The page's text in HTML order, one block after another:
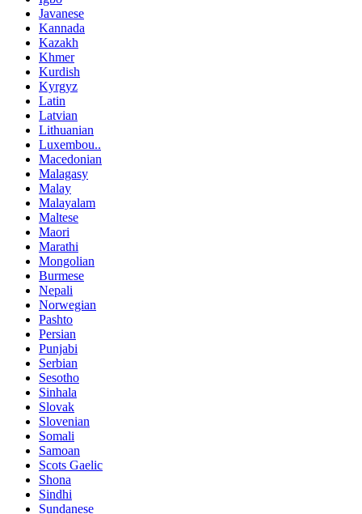
Javanese
Kannada
Kazakh
Khmer
Kurdish
Kyrgyz
Latin
Latvian
Lithuanian
Luxembou..
Macedonian
Malagasy
Malay
Malayalam
Maltese
Maori
Marathi
Mongolian
Burmese
Nepali
Norwegian
Pashto
Persian
Punjabi
Serbian
Sesotho
Sinhala
Slovak
Slovenian
Somali
Samoan
Scots Gaelic
Shona
Sindhi
Sundanese